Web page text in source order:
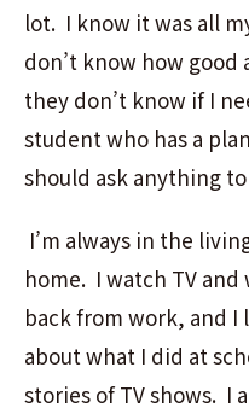
lot. I know it was all
don’t know how good
they don’t know if I
student who has a
should ask anything
I’m always in the
home. I watch TV
back from work, and
about what I did at
stories of TV shows. I